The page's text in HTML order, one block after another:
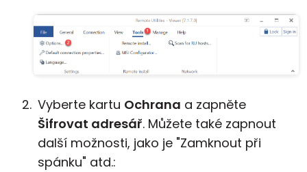
Vyberte kartu Ochrana a zapněte
Šifrovat adresář. Můžete také zapnout
další možnosti, jako je "Zamknout při
spánku" atd.: